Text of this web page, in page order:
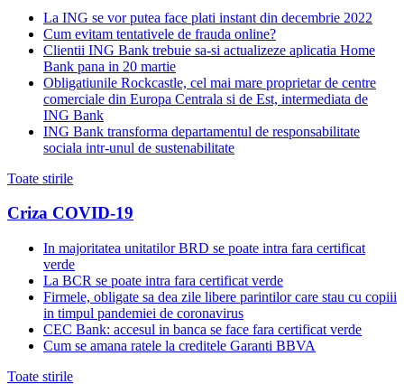
La ING se vor putea face plati instant din decembrie 2022
Cum evitam tentativele de frauda online?
Clientii ING Bank trebuie sa-si actualizeze aplicatia Home
Bank pana in 20 martie
Obligatiunile Rockcastle, cel mai mare proprietar de centre
comerciale din Europa Centrala si de Est, intermediata de
ING Bank
ING Bank transforma departamentul de responsabilitate
sociala intr-unul de sustenabilitate
Toate stirile
Criza COVID-19
In majoritatea unitatilor BRD se poate intra fara certificat
verde
La BCR se poate intra fara certificat verde
Firmele, obligate sa dea zile libere parintilor care stau cu copiii
in timpul pandemiei de coronavirus
CEC Bank: accesul in banca se face fara certificat verde
Cum se amana ratele la creditele Garanti BBVA
Toate stirile